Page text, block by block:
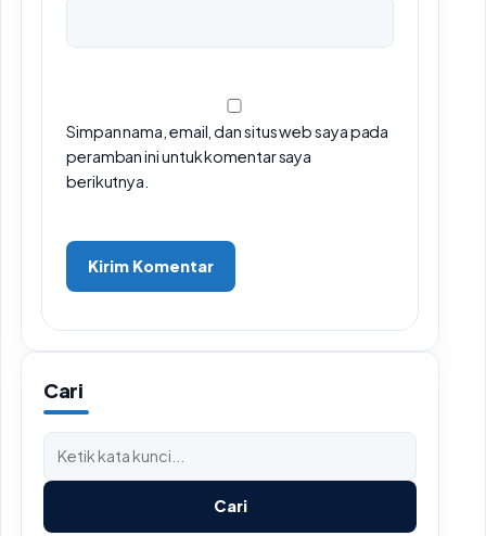
Simpan nama, email, dan situs web saya pada
peramban ini untuk komentar saya
berikutnya.
Cari
Cari